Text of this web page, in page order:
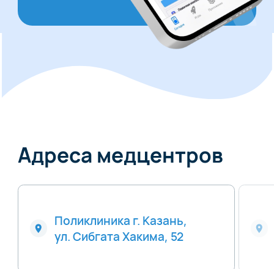
Адреса медцентров
Поликлиника г. Казань,
ул. Сибгата Хакима, 52